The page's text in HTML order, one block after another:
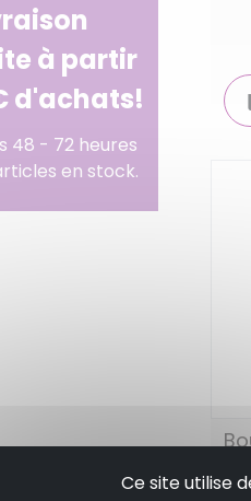
à partir
d'achats!
48 - 72 heures
en stock.
Ce site utilise